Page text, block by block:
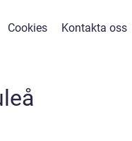
Cookies Kontakta oss